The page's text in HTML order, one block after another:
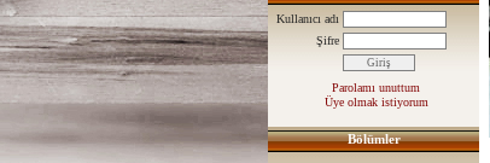
Kullanıcı adı
Şifre
Parolamı unuttum
Üye olmak istiyorum
Bölümler